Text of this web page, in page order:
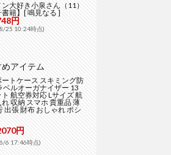
大好き小泉さん（11）
書籍】[ 鳴見なる ]
円
25 10:24時点)
アイテム
トケース スキミング防
ベルオーガナイザー 13
航空券対応 Lサイズ 航
収納 スマホ 貴重品 薄
出張 財布 おしゃれ ポシ
円
6 17:46時点)